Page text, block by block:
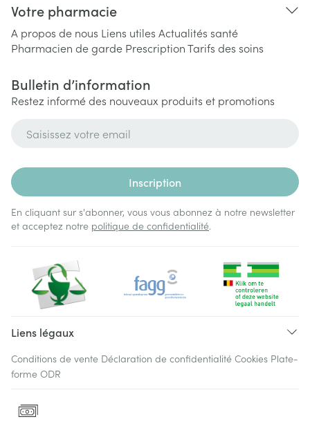
Votre pharmacie
A propos de nous Liens utiles Actualités santé
Pharmacien de garde PrescriptionTarifs des soins
Bulletin d’information
Restez informé des nouveaux produits et promotions
Inscription
En cliquant sur s'abonner, vous vous abonnez à notre newsletter
et acceptez notre politique de confidentialité.
Liens légaux
Conditions de vente Déclaration de confidentialité Cookies Plate-
forme ODR